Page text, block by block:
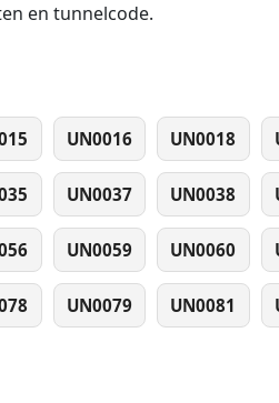
en tunnelcode.
UN0016 UN0018
UN0037 UN0038
UN0059 UN0060
UN0079 UN0081